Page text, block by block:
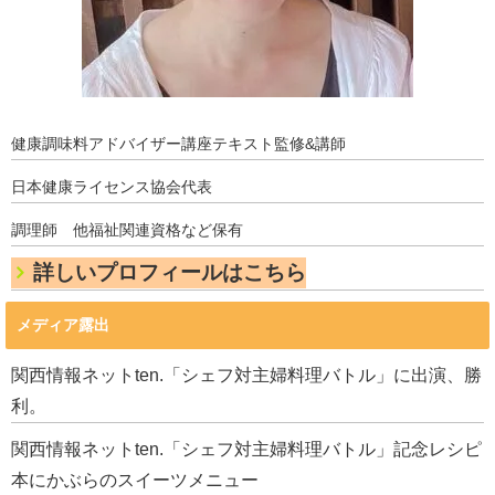
健康調味料アドバイザー講座テキスト監修&講師
日本健康ライセンス協会代表
調理師 他福祉関連資格など保有
詳しいプロフィールはこちら
メディア露出
関西情報ネットten.「シェフ対主婦料理バトル」に出演、勝
利。
関西情報ネットten.「シェフ対主婦料理バトル」記念レシピ
本にかぶらのスイーツメニュー